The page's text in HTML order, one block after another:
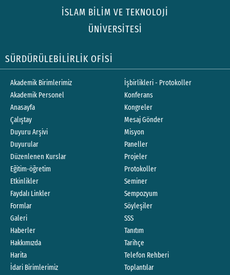
İSLAM BİLİM VE TEKNOLOJİ
ÜNİVERSİTESİ
SÜRDÜRÜLEBİLİRLİK OFİSİ
Akademik Birimlerimiz
Akademik Personel
Anasayfa
Çalıştay
Duyuru Arşivi
Duyurular
Düzenlenen Kurslar
Eğitim-öğretim
Etkinlikler
Faydalı Linkler
Formlar
Galeri
Haberler
Hakkımızda
Harita
İdari Birimlerimiz
İşbirlikleri - Protokoller
Konferans
Kongreler
Mesaj Gönder
Misyon
Paneller
Projeler
Protokoller
Seminer
Sempozyum
Söyleşiler
SSS
Tanıtım
Tarihçe
Telefon Rehberi
Toplantılar